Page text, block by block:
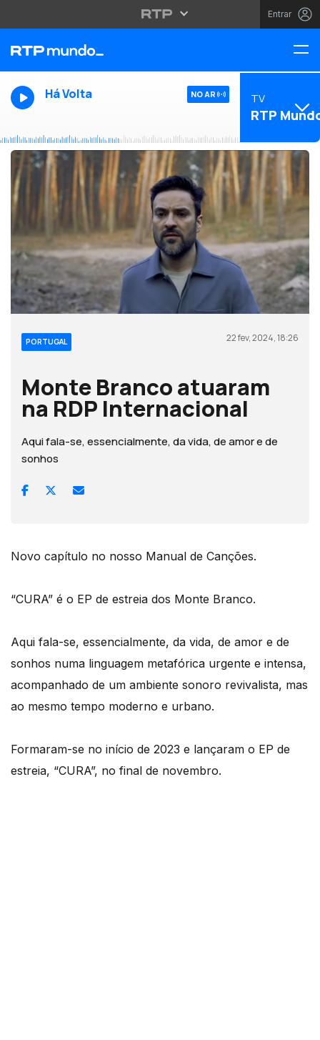
Entrar
Há Volta NO AR TV
RTP
PORTUGAL 22 fev, 2024, 18:26
Monte Branco atuaram
na RDP Internacional
Aqui fala-se, essencialmente, da vida, de amor e de
sonhos
Novo capítulo no nosso Manual de Canções.
“CURA” é o EP de estreia dos Monte Branco.
Aqui fala-se, essencialmente, da vida, de amor e de
sonhos numa linguagem metafórica urgente e intensa,
acompanhado de um ambiente sonoro revivalista, mas
ao mesmo tempo moderno e urbano.
Formaram-se no início de 2023 e lançaram o EP de
estreia, “CURA”, no final de novembro.